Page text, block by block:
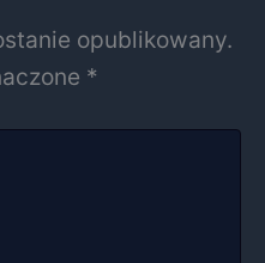
opublikowany.
*